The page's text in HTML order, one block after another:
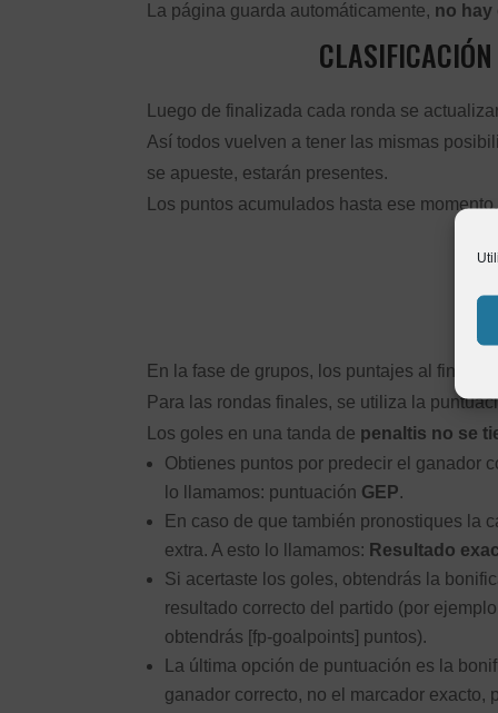
La página guarda automáticamente, no hay
Luego de finalizada cada ronda se
Así todos vuelven a tener las mismas
se apueste, estarán presentes.
Los puntos acumulados hasta ese
En la fase de grupos, los puntajes al final
Para las rondas finales, se utiliza la
Los goles en una tanda de penaltis no se
Obtienes puntos por predecir el ganador
lo llamamos: puntuación GEP.
En caso de que también pronostiques la
extra. A esto lo llamamos: Resultado
Si acertaste los goles, obtendrás la
resultado correcto del partido (por
obtendrás [fp-goalpoints] puntos).
La última opción de puntuación es la
ganador correcto, no el marcador exacto,